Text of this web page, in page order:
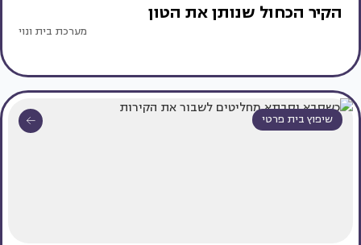
הקיר הכחול שנותן את הטון
מערכת בית ונוי
שיפוץ בית פרטי